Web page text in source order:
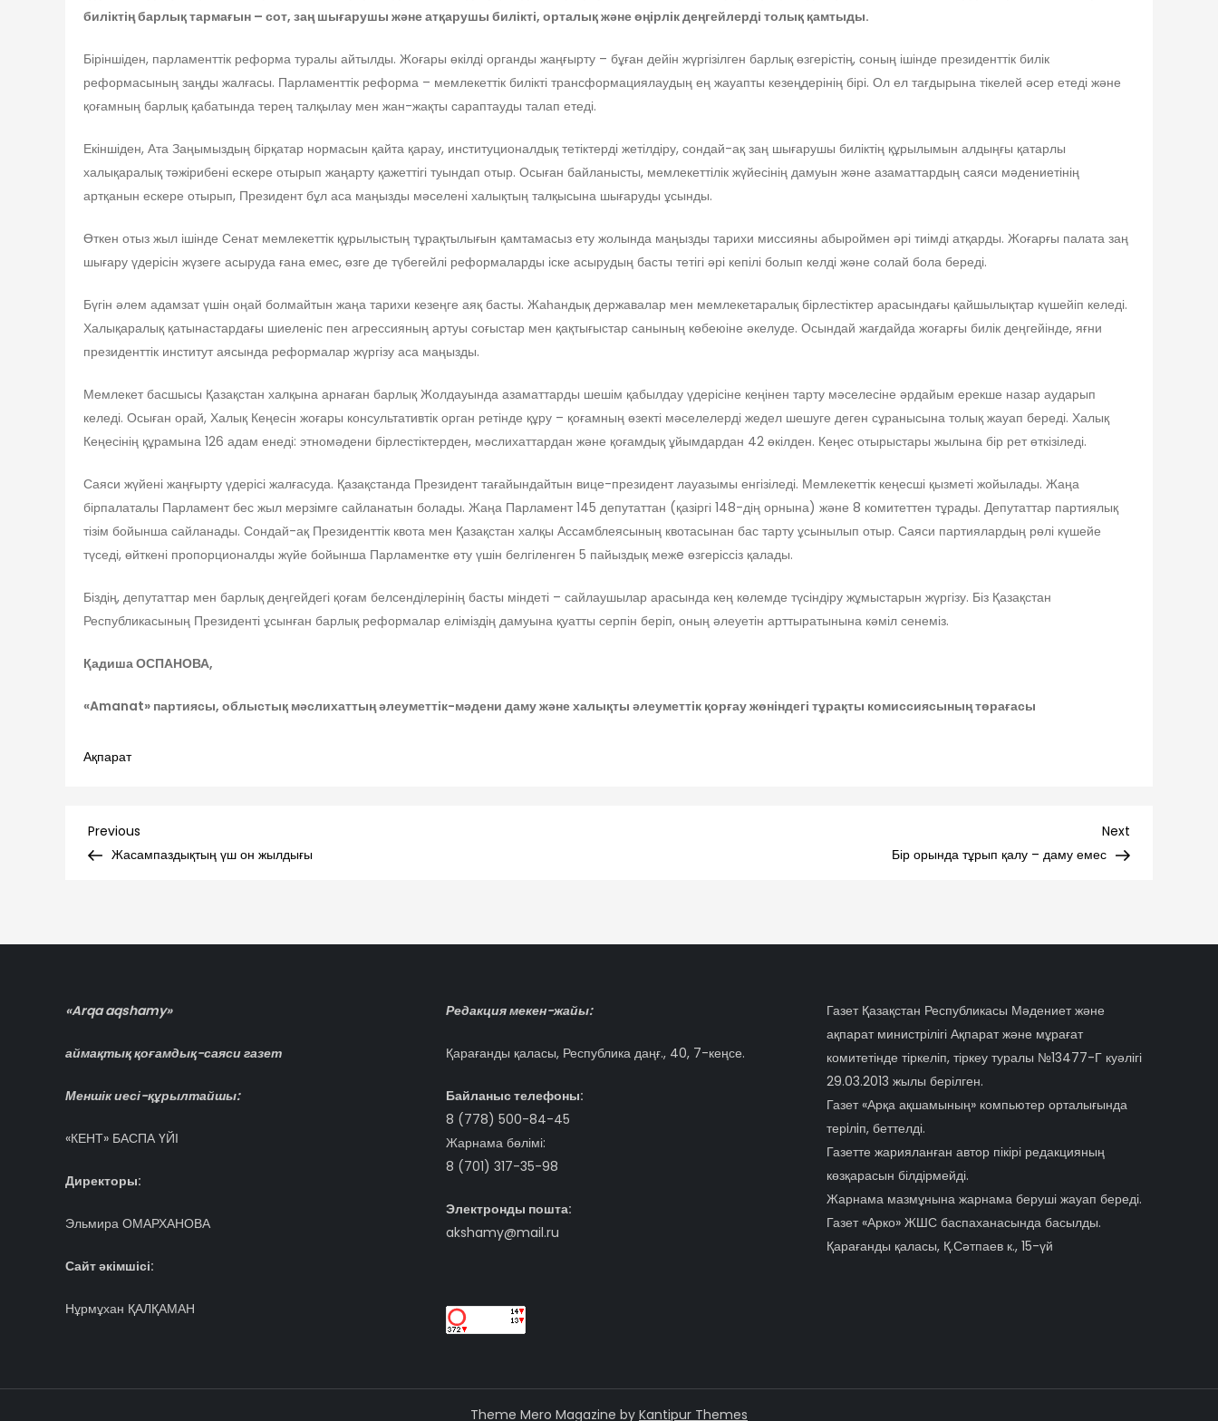
биліктің барлық тармағын – сот, заң шығарушы және атқарушы билікті, орталық және өңірлік деңгейлерді толық қамтыды.
Біріншіден, парламенттік реформа туралы айтылды. Жоғары өкілді органды жаңғырту – бұған дейін жүргізілген барлық өзгерістің, соның ішінде президенттік билік
реформасының заңды жалғасы. Парламенттік реформа – мемлекеттік билікті трансформациялаудың ең жауапты кезеңдерінің бірі. Ол ел тағдырына тікелей әсер етеді және
қоғамның барлық қабатында терең талқылау мен жан-жақты сараптауды талап етеді.
Екіншіден, Ата Заңымыздың бірқатар нормасын қайта қарау, институционалдық тетіктерді жетілдіру, сондай-ақ заң шығарушы биліктің құрылымын алдыңғы қатарлы
халықаралық тәжірибені ескере отырып жаңарту қажеттігі туындап отыр. Осыған байланысты, мемлекеттілік жүйесінің дамуын және азаматтардың саяси мәдениетінің
артқанын ескере отырып, Президент бұл аса маңызды мәселені халықтың талқысына шығаруды ұсынды.
Өткен отыз жыл ішінде Сенат мемлекеттік құрылыстың тұрақтылығын қамтамасыз ету жолында маңызды тарихи миссияны абыроймен әрі тиімді атқарды. Жоғарғы палата заң
шығару үдерісін жүзеге асыруда ғана емес, өзге де түбегейлі реформаларды іске асырудың басты тетігі әрі кепілі болып келді және солай бола береді.
Бүгін әлем адамзат үшін оңай болмайтын жаңа тарихи кезеңге аяқ басты. Жаһандық державалар мен мемлекетаралық бірлестіктер арасындағы қайшылықтар күшейіп келеді.
Халықаралық қатынастардағы шиеленіс пен агрессияның артуы соғыстар мен қақтығыстар санының көбеюіне әкелуде. Осындай жағдайда жоғарғы билік деңгейінде, яғни
президенттік институт аясында реформалар жүргізу аса маңызды.
Мемлекет басшысы Қазақстан халқына арнаған барлық Жолдауында азаматтарды шешім қабылдау үдерісіне кеңінен тарту мәселесіне әрдайым ерекше назар аударып
келеді. Осыған орай, Халық Кеңесін жоғары консультативтік орган ретінде құру – қоғамның өзекті мәселелерді жедел шешуге деген сұранысына толық жауап береді. Халық
Кеңесінің құрамына 126 адам енеді: этномәдени бірлестіктерден, мәслихаттардан және қоғамдық ұйымдардан 42 өкілден. Кеңес отырыстары жылына бір рет өткізіледі.
Саяси жүйені жаңғырту үдерісі жалғасуда. Қазақстанда Президент тағайындайтын вице-президент лауазымы енгізіледі. Мемлекеттік кеңесші қызметі жойылады. Жаңа
бірпалаталы Парламент бес жыл мерзімге сайланатын болады. Жаңа Парламент 145 депутаттан (қазіргі 148-дің орнына) және 8 комитеттен тұрады. Депутаттар партиялық
тізім бойынша сайланады. Сондай-ақ Президенттік квота мен Қазақстан халқы Ассамблеясының квотасынан бас тарту ұсынылып отыр. Саяси партиялардың рөлі күшейе
түседі, өйткені пропорционалды жүйе бойынша Парламентке өту үшін белгіленген 5 пайыздық межe өзгеріссіз қалады.
Біздің, депутаттар мен барлық деңгейдегі қоғам белсенділерінің басты міндеті – сайлаушылар арасында кең көлемде түсіндіру жұмыстарын жүргізу. Біз Қазақстан
Республикасының Президенті ұсынған барлық реформалар еліміздің дамуына қуатты серпін беріп, оның әлеуетін арттыратынына кәміл сенеміз.
Қадиша ОСПАНОВА,
«Amanat» партиясы, облыстық мәслихаттың әлеуметтік-мәдени даму және халықты әлеуметтік қорғау жөніндегі тұрақты комиссиясының төрағасы
Ақпарат
Навигация
Previous
Post
Previous
Жасампаздықтың үш он жылдығы
Post
Next
Бір орында тұрып қалу – даму емес
«Arqa aqshamy»
аймақтық қоғамдық-саяси газет
Меншік иесі-құрылтайшы:
«КЕНТ» БАСПА ҮЙІ
Директоры:
Эльмира ОМАРХАНОВА
Сайт әкімшісі:
Нұрмұхан ҚАЛҚАМАН
Редакция мекен-жайы:
Қарағанды қаласы, Республика даңғ., 40, 7-кеңсе.
Байланыс телефоны:
8 (778) 500-84-45
Жарнама бөлімі:
8 (701) 317-35-98
Электронды пошта:
akshamy@mail.ru
Газет Қазақстан Республикасы Мәдениет және
ақпарат министрілігі Ақпарат және мұрағат
комитетінде тіркеліп, тіркеу туралы №13477-Г куәлігі
29.03.2013 жылы берілген.
Газет «Арқа ақшамының» компьютер орталығында
терiлiп, беттелді.
Газетте жарияланған автор пікірі редакцияның
көзқарасын білдірмейді.
Жарнама мазмұнына жарнама беруші жауап береді.
Газет «Арко» ЖШС баспаханасында басылды.
Қарағанды қаласы, Қ.Сәтпаев к., 15-үй
Theme Mero Magazine by Kantipur Themes